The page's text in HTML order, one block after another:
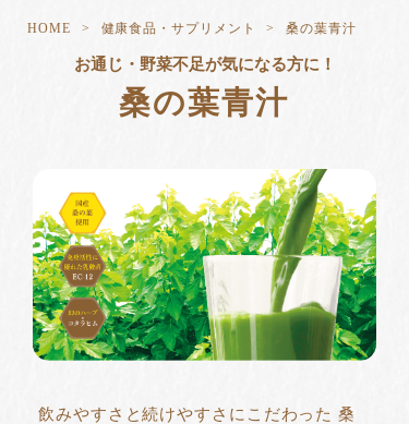
HOME 健康食品・サプリメント 桑の葉青汁
お通じ・野菜不足が気になる方に！
桑の葉青汁
飲みやすさと続けやすさにこだわった 桑